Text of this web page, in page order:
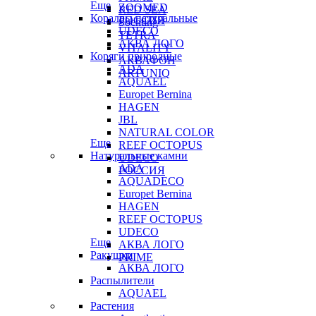
RED SEA
Sochting
TETRA
VITALITY
АКВАФОН
ARTUNIQ
ZOOMED
РОССИЯ
Еще
Кораллы натуральные
UDECO
АКВА ЛОГО
Коряги природные
ADA
AQUAEL
Europet Bernina
HAGEN
JBL
NATURAL COLOR
REEF OCTOPUS
UDECO
РОССИЯ
Еще
Натуральные камни
ADA
AQUADECO
Europet Bernina
HAGEN
REEF OCTOPUS
UDECO
АКВА ЛОГО
PRIME
Еще
Ракушки
АКВА ЛОГО
Распылители
AQUAEL
Растения